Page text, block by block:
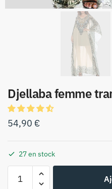
Djellaba femme
54,90 €
27 en stock